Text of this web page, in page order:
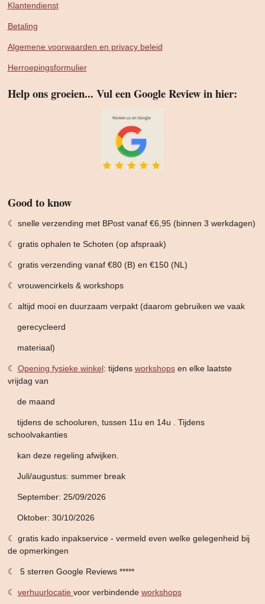
Klantendienst
Betaling
Algemene voorwaarden en privacy beleid
Herroepingsformulier
Help ons groeien... Vul een Google Review in hier:
Good to know
☾ snelle verzending met BPost vanaf €6,95 (binnen 3 werkdagen)
☾ gratis ophalen te Schoten (op afspraak)
☾ gratis verzending vanaf €80 (B) en €150 (NL)
☾ vrouwencirkels & workshops
☾ altijd mooi en duurzaam verpakt (daarom gebruiken we vaak
gerecycleerd
materiaal)
☾ Opening fysieke winkel: tijdens workshopsen elke laatste
vrijdag van
de maand
tijdens de schooluren, tussen 11u en 14u . Tijdens
schoolvakanties
kan dezeregeling afwijken.
Juli/augustus: summer break
September: 25/09/2026
Oktober: 30/10/2026
☾ gratis kado inpakservice - vermeld even welke gelegenheid bij
de opmerkingen
☾ 5 sterren Google Reviews *****
☾ verhuurlocatie voor verbindende workshops